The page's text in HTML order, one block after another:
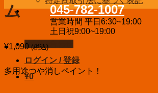
045-782-1007
営業時間 平日6:30~19:00
土日祝9:00~19:00
お問い合わせ
ログイン / 登録
¥0
ム
¥1,090 (税込)
多用途つや消しペイント！